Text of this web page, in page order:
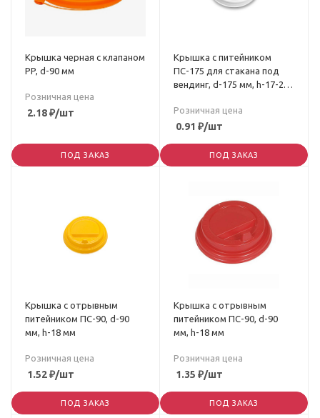
Крышка черная с клапаном
PP, d-90 мм
Розничная цена
2.18₽/шт
ПОД ЗАКАЗ
Крышка с питейником
ПС-175 для стакана под
вендинг, d-175 мм, h-17-20
Розничная цена
0.91 ₽/шт
ПОД ЗАКАЗ
Крышка с отрывным
питейником ПС-90, d-90
мм, h-18 мм
Розничная цена
1.52₽/шт
ПОД ЗАКАЗ
Крышка с отрывным
питейником ПС-90, d-90
мм, h-18 мм
Розничная цена
1.35 ₽/шт
ПОД ЗАКАЗ